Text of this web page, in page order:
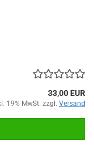
33,00 EUR
19% MwSt. zzgl. Versand